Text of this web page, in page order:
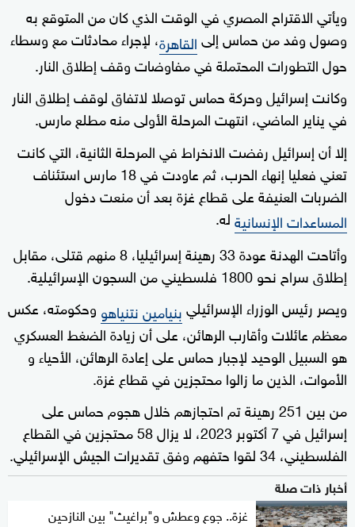
ويأتي الاقتراح المصري في الوقت الذي كان من المتوقع به
وصول وفد من حماس إلىالقاهرة، لإجراء محادثات مع وسطاء
حول التطورات المحتملة في مفاوضات وقف إطلاق النار.
وكانت إسرائيل وحركة حماس توصلا لاتفاق لوقف إطلاق النار
في يناير الماضي، انتهت المرحلة الأولى منه مطلع مارس.
إلا أن إسرائيل رفضت الانخراط في المرحلة الثانية، التي كانت
تعني فعليا إنهاء الحرب، ثم عاودت في 18 مارس استئناف
الضربات العنيفة على قطاع غزة بعد أن منعت دخول
المساعدات الإنسانيةله.
وأتاحت الهدنة عودة 33 رهينة إسرائيليا، 8 منهم قتلى، مقابل
إطلاق سراح نحو 1800 فلسطيني من السجون الإسرائيلية.
ويصر رئيس الوزراء الإسرائيليبنيامين نتنياهو وحكومته، عكس
معظم عائلات وأقارب الرهائن، على أن زيادة الضغط العسكري
هو السبيل الوحيد لإجبار حماس على إعادة الرهائن، الأحياء و
الأموات، الذين ما زالوا محتجزين في قطاع غزة.
من بين 251 رهينة تم احتجازهم خلال هجوم حماس على
إسرائيل في 7 أكتوبر 2023، لا يزال 58 محتجزين في القطاع
الفلسطيني، 34 لقوا حتفهم وفق تقديرات الجيش الإسرائيلي.
أخبار ذات صلة
غزة.. جوع وعطش و"براغيث" بين النازحين